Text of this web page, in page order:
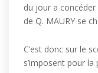
du jour a concéder
de Q. MAURY se
C’est donc sur le
s’imposent pour